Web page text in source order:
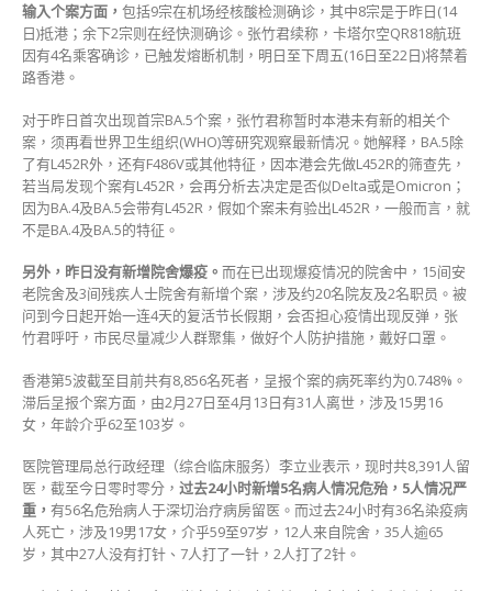
输入个案方面， 包括9宗在机场经核酸检测确诊，其中8宗是于昨日(14
日)抵港；余下2宗则在经快测确诊。张竹君续称，卡塔尔空QR818航班
因有4名乘客确诊，已触发熔断机制，明日至下周五(16日至22日)将禁着
路香港。
对于昨日首次出现首宗BA.5个案，张竹君称暂时本港未有新的相关个
案，须再看世界卫生组织(WHO)等研究观察最新情况。她解释，BA.5除
了有L452R外，还有F486V或其他特征，因本港会先做L452R的筛查先，
若当局发现个案有L452R，会再分析去决定是否似Delta或是Omicron；
因为BA.4及BA.5会带有L452R，假如个案未有验出L452R，一般而言，就
不是BA.4及BA.5的特征。
另外，昨日没有新增院舍爆疫。 而在已出现爆疫情况的院舍中，15间安
老院舍及3间残疾人士院舍有新增个案，涉及约20名院友及2名职员。被
问到今日起开始一连4天的复活节长假期，会否担心疫情出现反弹，张
竹君呼吁，市民尽量减少人群聚集，做好个人防护措施，戴好口罩。
香港第5波截至目前共有8,856名死者，呈报个案的病死率约为0.748%。
滞后呈报个案方面，由2月27日至4月13日有31人离世，涉及15男16
女，年龄介乎62至103岁。
医院管理局总行政经理（综合临床服务）李立业表示，现时共8,391人留
医，截至今日零时零分， 过去24小时新增5名病人情况危殆，5人情况严
重， 有56名危殆病人于深切治疗病房留医。而过去24小时有36名染疫病
人死亡，涉及19男17女，介乎59至97岁，12人来自院舍，35人逾65
岁，其中27人没有打针、7人打了一针，2人打了2针。